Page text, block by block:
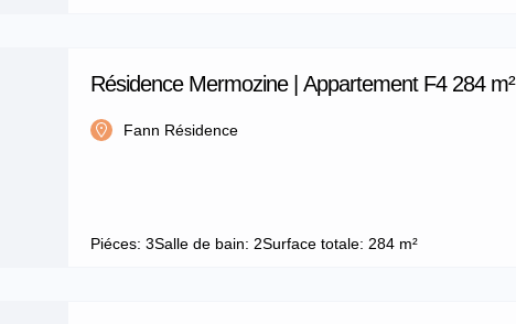
Piéces: 3Salle de bain: 2Surface totale: 284 m²
Résidence Mermozine | Appartement F4 284 m²
Fann Résidence